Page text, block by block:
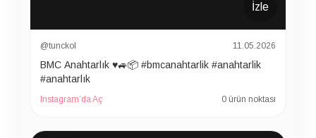
İzle
@tunckol 11.05.2026
BMC Anahtarlık ♥️🚙📦 #bmcanahtarlik #anahtarlik
#anahtarlık
Instagram’da Aç 0 ürün noktası